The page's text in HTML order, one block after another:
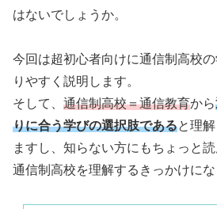
はないでしょうか。
今回は超初心者向けに通信制高校
りやすく説明します。
そして、 通信制高校＝通信教育から
りに合う学びの選択肢であると理
ますし、知らない方にもちょっと
通信制高校を理解するきっかけにな